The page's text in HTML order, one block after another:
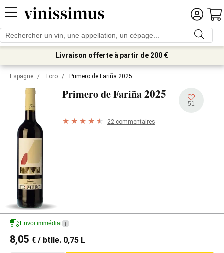
Livraison offerte à partir de 200 €
Espagne / Toro / Primero de Fariña 2025
Primero de Fariña2025
51
22 commentaires
Envoi immédiat i
8,05 € / btlle. 0,75 L